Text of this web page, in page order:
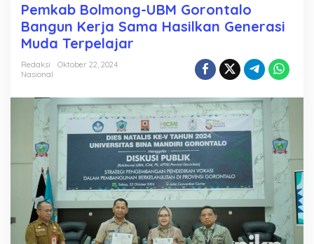
m
k
a
b
m
o
n
g
-
U
B
M
G
o
r
o
Pemkab Bolmong-UBM Gorontalo
Bangun Kerja Sama Hasilkan Generasi
Muda Terpelajar
Redaksi
Oktober 22, 2024
Nasional